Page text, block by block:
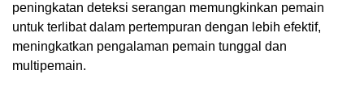
peningkatan deteksi serangan memungkinkan pemain
untuk terlibat dalam pertempuran dengan lebih efektif,
meningkatkan pengalaman pemain tunggal dan
multipemain.